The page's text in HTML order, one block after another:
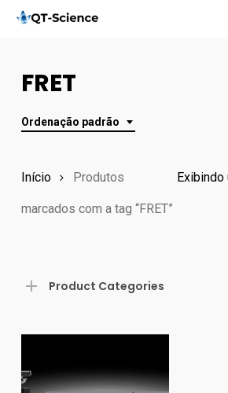
Skip
contentFRET
Ordenação padrão
Exibindo
Início Produtos
marcados com a tag “FRET”
Product Categories